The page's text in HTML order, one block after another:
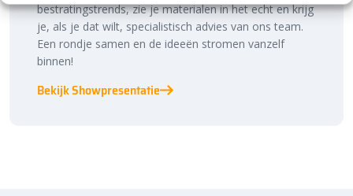
bestratingstrends, zie je materialen in het echt en krijg
je, als je dat wilt, specialistisch advies van ons team.
Een rondje samen en de ideeën stromen vanzelf
binnen!
Bekijk Showpresentatie